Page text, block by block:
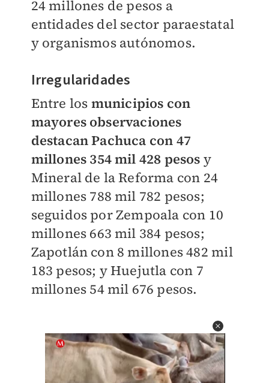
24 millones de pesos a
entidades del sector paraestatal
y organismos autónomos.
Irregularidades
Entre los municipios con
mayores observaciones
destacan Pachuca con 47
millones 354 mil 428 pesos y
Mineral de la Reforma con 24
millones 788 mil 782 pesos;
seguidos por Zempoala con 10
millones 663 mil 384 pesos;
Zapotlán con 8 millones 482 mil
183 pesos; y Huejutla con 7
millones 54 mil 676 pesos.